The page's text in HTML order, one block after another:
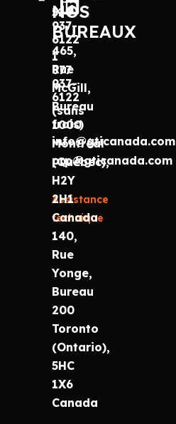
514
937-
6122
1
877
937-
6122
(sans
frais)
info@gticanada.com
prp@gticanada.com
Assistance
technique
NOS
BUREAUX
465,
Rue
McGill,
Bureau
1000
Montréal
(Québec),
H2Y
2H1
Canada
140,
Rue
Yonge,
Bureau
200
Toronto
(Ontario),
5HC
1X6
Canada